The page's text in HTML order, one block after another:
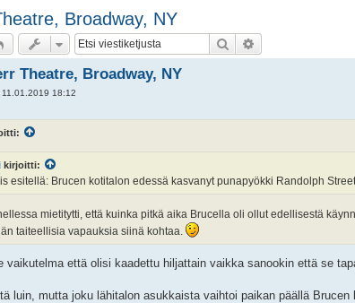
Broadway, NY
Etsi
Theatre, Broadway, NY
11.01.2019 18:12
kirjoitti:
esitellä: Brucen kotitalon edessä kasvanyt punapyökki Randolph
mietitytti, että kuinka pitkä aika Brucella oli ollut edellisestä
taiteellisia vapauksia siinä kohtaa.
vaikutelma että olisi kaadettu hiljattain vaikka sanookin että se
luin, mutta joku lähitalon asukkaista vaihtoi paikan päällä